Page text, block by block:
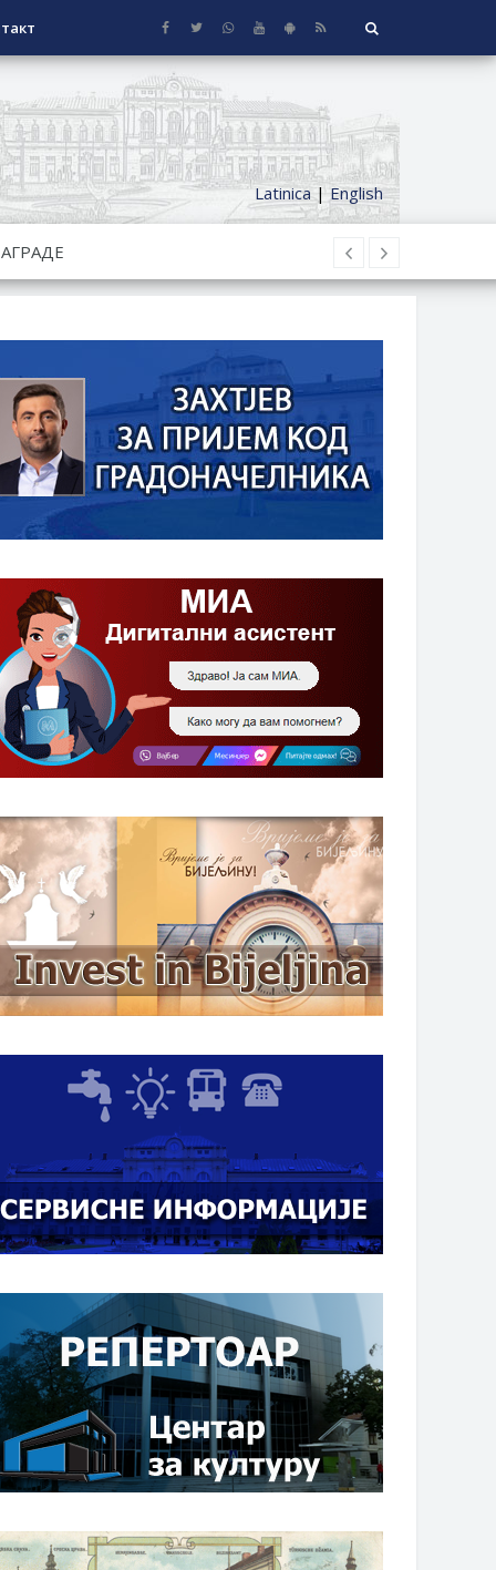
Latinica|English
КУЋЕ СА ОКУЋНИЦОМ НА
БОРАЧКИ ДОДАТАК ЗА
ЗАЈЕДНИЦА ЕТАЖНИХ